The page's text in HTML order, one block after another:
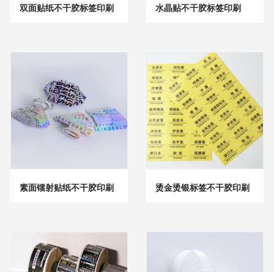
双面贴纸不干胶标签印刷 水晶贴不干胶标签印刷
素面镭射贴纸不干胶印刷 烫金烫银标签不干胶印刷